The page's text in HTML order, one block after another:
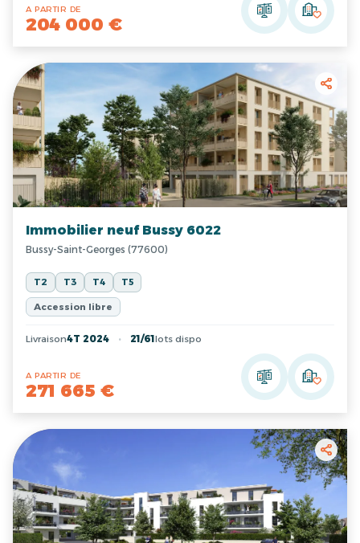
A PARTIR DE
204 000 €
Immobilier neuf Bussy 6022
Bussy-Saint-Georges (77600)
T2 T3 T4 T5
Accession libre
Livraison4T 2024 21/61 lots dispo
A PARTIR DE
271 665 €